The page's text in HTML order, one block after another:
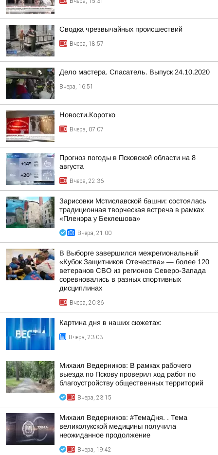
Сводка чрезвычайных происшествий
Вчера, 18:57
Дело мастера. Спасатель. Выпуск 24.10.2020
Вчера, 16:51
Новости.Коротко
Вчера, 07:07
Прогноз погоды в Псковской области на 8
августа
Вчера, 22:36
Зарисовки Мстиславской башни: состоялась
традиционная творческая встреча в рамках
«Пленэра у Беклешова»
Вчера, 21:00
В Выборге завершился межрегиональный
«Кубок Защитников Отечества» — более 120
ветеранов СВО из регионов Северо-Запада
соревновались в разных спортивных
дисциплинах
Вчера, 20:36
Картина дня в наших сюжетах:
Вчера, 23:03
Михаил Ведерников: В рамках рабочего
выезда по Пскову проверил ход работ по
благоустройству общественных территорий
Вчера, 23:15
Михаил Ведерников: #ТемаДня. . Тема
великолукской медицины получила
неожиданное продолжение
Вчера, 19:42